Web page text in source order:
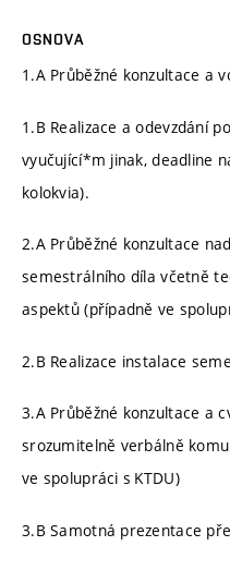
OSNOVA
1.A Průběžné konzultace a
1.B Realizace a odevzdání
vyučující*m jinak, deadline
kolokvia).
2.A Průběžné konzultace
semestrálního díla včetně
aspektů (případně ve
2.B Realizace instalace
3.A Průběžné konzultace a
srozumitelně verbálně
ve spolupráci s KTDU)
3.B Samotná prezentace